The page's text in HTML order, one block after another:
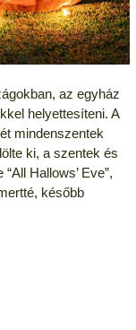
az egyház
helyettesíteni. A
mindenszentek
ki, a szentek és
Hallows’ Eve”,
később